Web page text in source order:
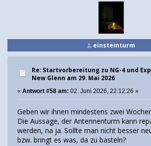
einsteinturm
Re: Startvorbereitung zu NG-4 und
New Glenn am 29. Mai 2026
« Antwort #58 am: 02. Juni 2026, 22:12:26 »
Geben wir ihnen mindestens zwei
Die Aussage, der Antennenturm kann
werden, na ja. Sollte man nicht besser
bzw. bringt es was, da zu basteln?